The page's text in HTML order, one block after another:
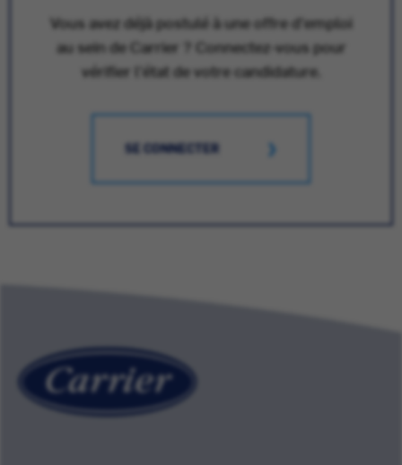
Vous avez déjà postulé à une offre d'emploi
au sein de Carrier ? Connectez-vous pour
vérifier l'état de votre candidature.
SE CONNECTER